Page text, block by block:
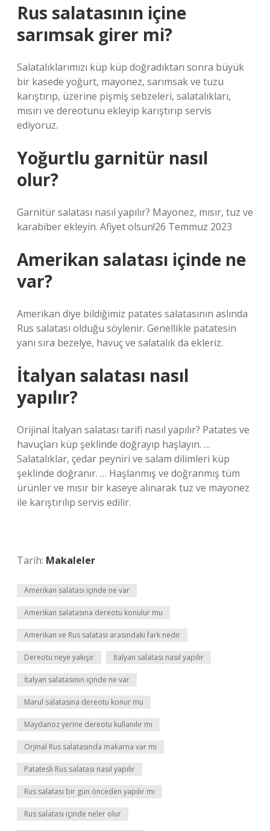
Rus salatasının içine
sarımsak girer mi?
Salatalıklarımızı küp küp doğradıktan sonra büyük
bir kasede yoğurt, mayonez, sarımsak ve tuzu
karıştırıp, üzerine pişmiş sebzeleri, salatalıkları,
mısırı ve dereotunu ekleyip karıştırıp servis
ediyoruz.
Yoğurtlu garnitür nasıl
olur?
Garnitür salatası nasıl yapılır? Mayonez, mısır, tuz ve
karabiber ekleyin. Afiyet olsun!26 Temmuz 2023
Amerikan salatası içinde ne
var?
Amerikan diye bildiğimiz patates salatasının aslında
Rus salatası olduğu söylenir. Genellikle patatesin
yanı sıra bezelye, havuç ve salatalık da ekleriz.
İtalyan salatası nasıl
yapılır?
Orijinal İtalyan salatası tarifi nasıl yapılır? Patates ve
havuçları küp şeklinde doğrayıp haşlayın. …
Salatalıklar, çedar peyniri ve salam dilimleri küp
şeklinde doğranır. … Haşlanmış ve doğranmış tüm
ürünler ve mısır bir kaseye alınarak tuz ve mayonez
ile karıştırılıp servis edilir.
Tarih: Makaleler
Amerikan salatası içinde ne var
Amerikan salatasına dereotu konulur mu
Amerikan ve Rus salatası arasındaki fark nedir
Dereotu neye yakışır İtalyan salatası nasıl yapılır
İtalyan salatasının içinde ne var
Marul salatasına dereotu konur mu
Maydanoz yerine dereotu kullanılır mı
Orjinal Rus salatasında makarna var mı
Patatesli Rus salatası nasıl yapılır
Rus salatası bir gün önceden yapılır mı
Rus salatası içinde neler olur